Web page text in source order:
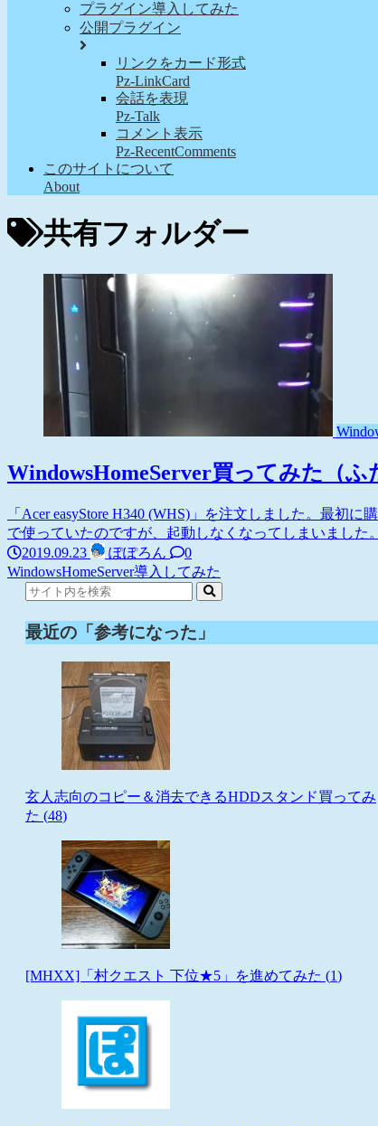
プラグイン導入してみた
公開プラグイン
リンクをカード形式
Pz-LinkCard
会話を表現
Pz-Talk
コメント表示
Pz-RecentComments
このサイトについて
About
共有フォルダー
WindowsHomeServer買ってみた（
「Acer easyStore H340 (WHS)」を注文しました。最初
で使っていたのですが、起動しなくなってしまいました
2019.09.23
ぽぽろん
0
WindowsHomeServer導入してみた
最近の「参考になった」
玄人志向のコピー＆消去できるHDDスタンド買ってみ
た (48)
[MHXX]「村クエスト 下位★5」を進めてみた (1)